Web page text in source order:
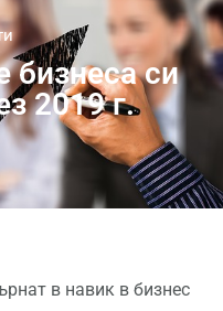
бизнеса си
2019 г.
в навик в бизнес